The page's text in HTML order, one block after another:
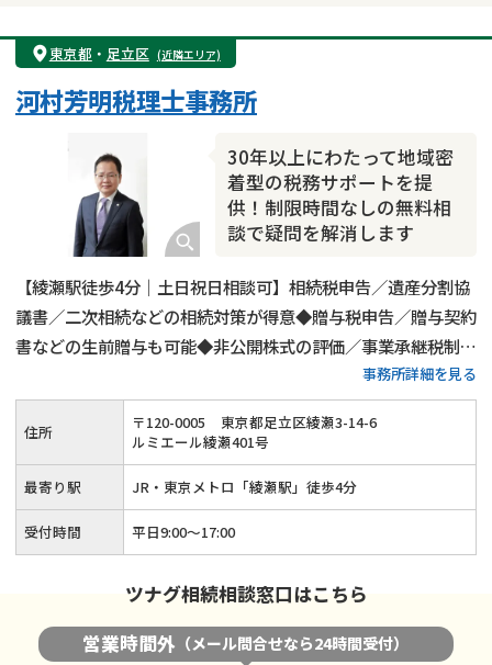
東京都 ・ 足立区 (近隣エリア)
30年以上にわたって地域密
着型の税務サポートを提
供！制限時間なしの無料相
談で疑問を解消します
河村芳明税理士事務所
【綾瀬駅徒歩4分｜土日祝日相談可】相続税申告／遺産分割協
議書／二次相続などの相続対策が得意◆贈与税申告／贈与契約
書などの生前贈与も可能◆非公開株式の評価／事業承継税制の
対応も実施◆20年以上の経験がある代表税理士が相続税申
告・生前対策・事業承継など相続全般についてサポートいたし
ます。
事務所詳細を見る
住所 〒120-0005
東京都足立区綾瀬3-14-6
ルミエール綾瀬401号
最寄り駅 JR・東京メトロ「綾瀬駅」徒歩4分
受付時間 平日9:00〜17:00
ツナグ相続相談窓口はこちら
営業時間外 （メール問合せなら24時間受付）